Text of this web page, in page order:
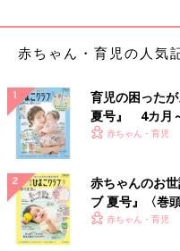
赤ちゃん・育児の人気
育児の困った
夏号』 4カ月
いっぱい！
赤ちゃん・育児
赤ちゃんのお
ブ 夏号』〈巻
く！ おっぱい
赤ちゃん・育児